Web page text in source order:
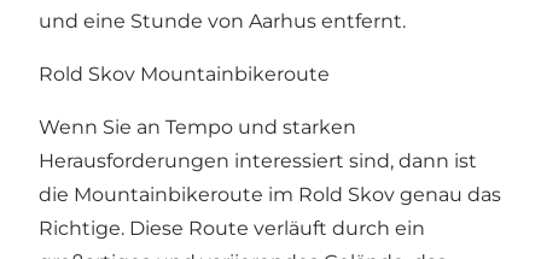
und eine Stunde von Aarhus entfernt.
Rold Skov Mountainbikeroute
Wenn Sie an Tempo und starken
Herausforderungen interessiert sind, dann ist
die Mountainbikeroute im Rold Skov genau das
Richtige. Diese Route verläuft durch ein